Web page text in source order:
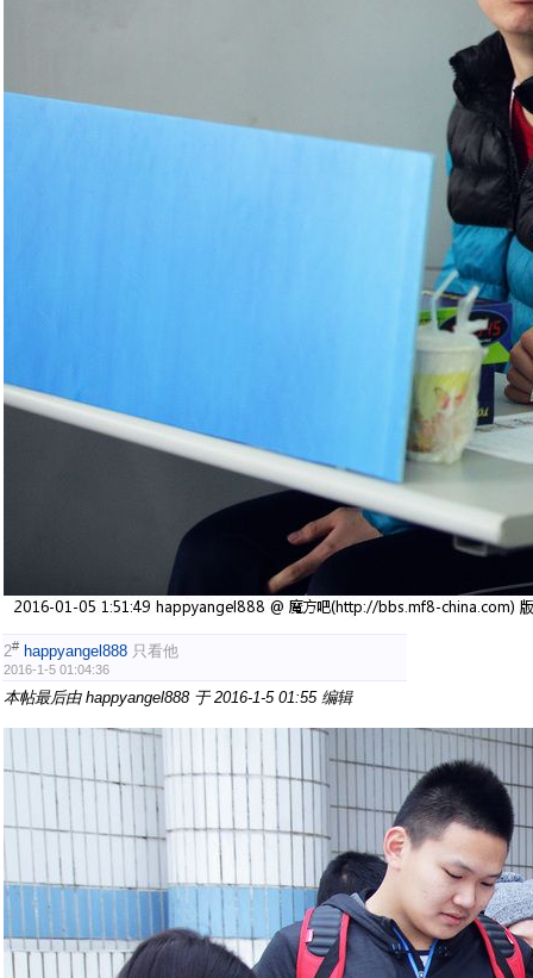
2# happyangel888 只看他
2016-1-5 01:04:36
本帖最后由 happyangel888 于 2016-1-5 01:55 编辑